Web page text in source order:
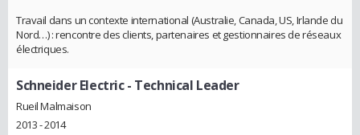
Travail dans un contexte international (Australie, Canada, US, Irlande du
Nord…) : rencontre des clients, partenaires et gestionnaires de réseaux
électriques.
Schneider Electric- Technical Leader
Rueil Malmaison
2013 - 2014